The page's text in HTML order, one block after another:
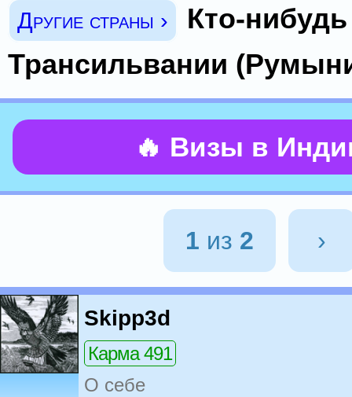
Другие страны ›
Кто-
Трансильвании
🔥 Визы в
1 из 2 ›
Skipp3d
Карма 491
О себе